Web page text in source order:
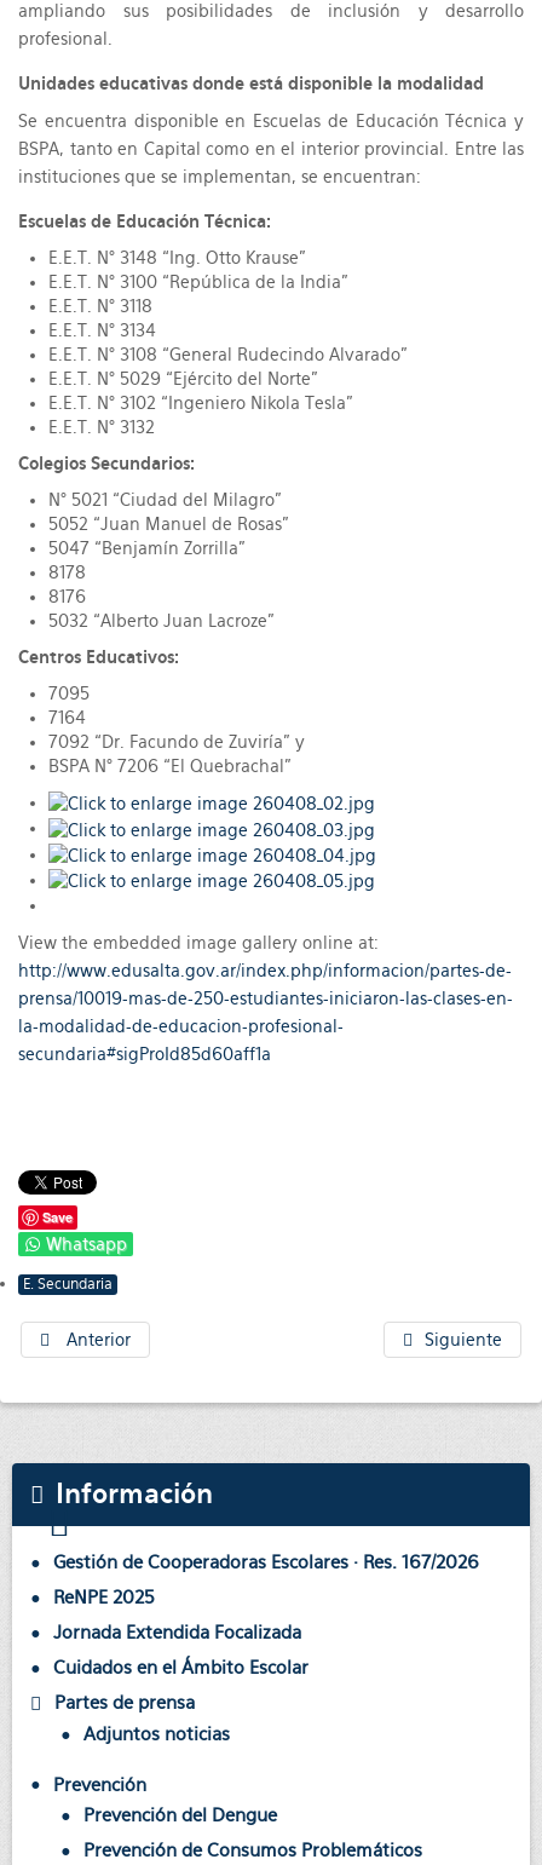
ampliando sus posibilidades de inclusión y desarrollo
profesional.
Unidades educativas donde está disponible la modalidad
Se encuentra disponible en Escuelas de Educación Técnica y
BSPA, tanto en Capital como en el interior provincial. Entre las
instituciones que se implementan, se encuentran:
Escuelas de Educación Técnica:
E.E.T. N° 3148 “Ing. Otto Krause”
E.E.T. N° 3100 “República de la India”
E.E.T. N° 3118
E.E.T. N° 3134
E.E.T. N° 3108 “General Rudecindo Alvarado”
E.E.T. N° 5029 “Ejército del Norte”
E.E.T. N° 3102 “Ingeniero Nikola Tesla”
E.E.T. N° 3132
Colegios Secundarios:
N° 5021 “Ciudad del Milagro”
5052 “Juan Manuel de Rosas”
5047 “Benjamín Zorrilla”
8178
8176
5032 “Alberto Juan Lacroze”
Centros Educativos:
7095
7164
7092 “Dr. Facundo de Zuviría” y
BSPA N° 7206 “El Quebrachal”
View the embedded image gallery online at:
http://www.edusalta.gov.ar/index.php/informacion/partes-de-
prensa/10019-mas-de-250-estudiantes-iniciaron-las-clases-en-
la-modalidad-de-educacion-profesional-
secundaria#sigProId85d60aff1a
Save
Whatsapp
E. Secundaria
Anterior Siguiente
Información
Gestión de Cooperadoras Escolares · Res. 167/2026
ReNPE 2025
Jornada Extendida Focalizada
Cuidados en el Ámbito Escolar
Partes de prensa
Adjuntos noticias
Prevención
Prevención del Dengue
Prevención de Consumos Problemáticos